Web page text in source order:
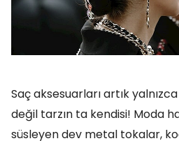
Saç aksesuarları artık
değil tarzın ta kendisi! Moda
süsleyen dev metal tokalar,